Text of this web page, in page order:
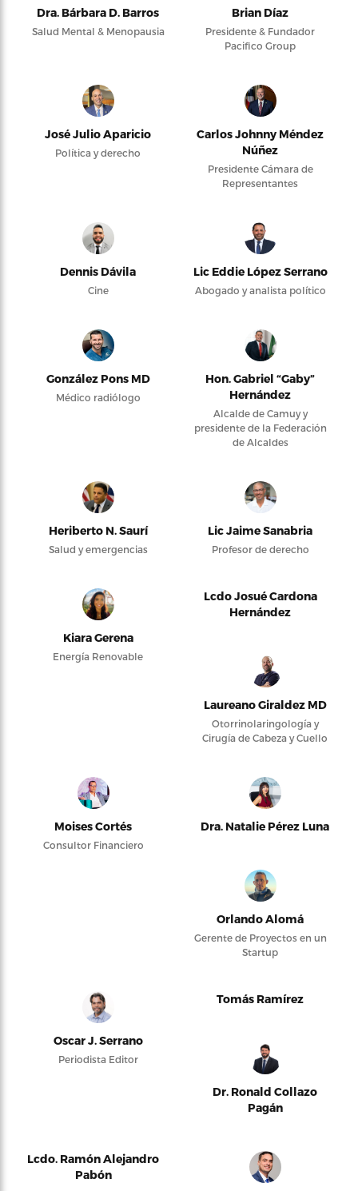
Dra. Bárbara D. Barros
Salud Mental & Menopausia
Brian Díaz
Presidente & Fundador
Pacifico Group
José Julio Aparicio
Política y derecho
Carlos Johnny Méndez
Núñez
Presidente Cámara de
Representantes
Dennis Dávila
Cine
Lic Eddie López Serrano
Abogado y analista político
González Pons MD
Médico radiólogo
Hon. Gabriel “Gaby”
Hernández
Alcalde de Camuy y
presidente de la Federación
de Alcaldes
Heriberto N. Saurí
Salud y emergencias
Lic Jaime Sanabria
Profesor de derecho
Kiara Gerena
Energía Renovable
Lcdo Josué Cardona
Hernández
Laureano Giraldez MD
Otorrinolaringología y
Cirugía de Cabeza y Cuello
Moises Cortés
Consultor Financiero
Dra. Natalie Pérez Luna
Orlando Alomá
Gerente de Proyectos en un
Startup
Oscar J. Serrano
Periodista Editor
Tomás Ramírez
Dr. Ronald Collazo
Pagán
Lcdo. Ramón Alejandro
Pabón